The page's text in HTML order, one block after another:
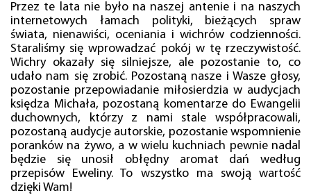
Przez te lata nie było na naszej antenie i na naszych
internetowych łamach polityki, bieżących spraw
świata, nienawiści, oceniania i wichrów codzienności.
Staraliśmy się wprowadzać pokój w tę rzeczywistość.
Wichry okazały się silniejsze, ale pozostanie to, co
udało nam się zrobić. Pozostaną nasze i Wasze głosy,
pozostanie przepowiadanie miłosierdzia w audycjach
księdza Michała, pozostaną komentarze do Ewangelii
duchownych, którzy z nami stale współpracowali,
pozostaną audycje autorskie, pozostanie wspomnienie
poranków na żywo, a w wielu kuchniach pewnie nadal
będzie się unosił obłędny aromat dań według
przepisów Eweliny. To wszystko ma swoją wartość
dzięki Wam!